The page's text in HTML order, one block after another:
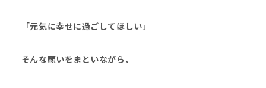
「元気に幸せに過ごしてほしい」
そんな願いをまといながら、